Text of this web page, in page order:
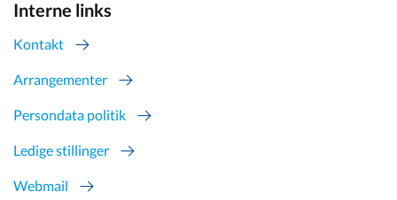
Interne links
Kontakt
Arrangementer
Persondata politik
Ledige stillinger
Webmail